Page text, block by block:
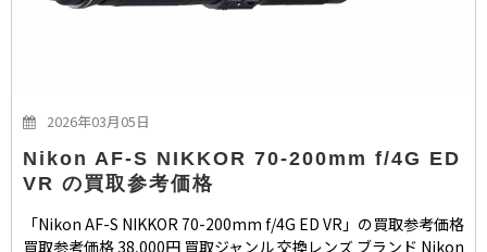
2026年03月05日
Nikon AF-S NIKKOR 70-200mm f/4G ED
VR の買取参考価格
「Nikon AF-S NIKKOR 70-200mm f/4G ED VR」の買取参考価格
買取参考価格 38,000円 買取ジャンル 交換レンズ ブランド Nikon